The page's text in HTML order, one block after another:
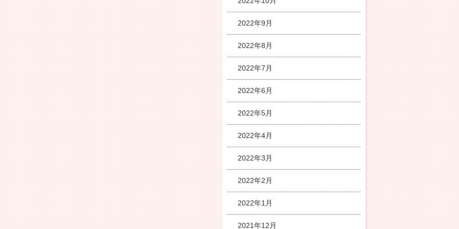
2022年9月
2022年8月
2022年7月
2022年6月
2022年5月
2022年4月
2022年3月
2022年2月
2022年1月
2021年12月